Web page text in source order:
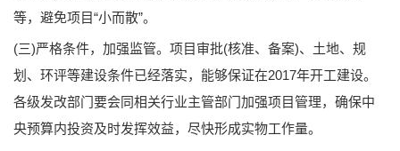
等，避免项目“小而散”。
(三)严格条件，加强监管。项目审批(核准、备案)、土地、规
划、环评等建设条件已经落实，能够保证在2017年开工建设。
各级发改部门要会同相关行业主管部门加强项目管理，确保中
央预算内投资及时发挥效益，尽快形成实物工作量。